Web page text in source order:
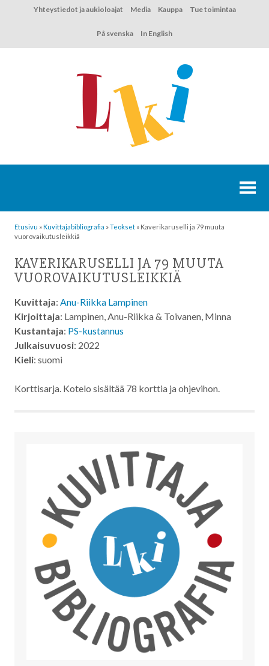
Yhteystiedot ja aukioloajat Media Kauppa Tue toimintaa
På svenska In English
Etusivu »Kuvittaja­bibliografia »Teokset » Kaverikaruselli ja 79 muuta
vuorovaikutusleikkiä
KAVERIKARUSELLI JA 79 MUUTA
VUOROVAIKUTUSLEIKKIÄ
Kuvittaja: Anu-Riikka Lampinen
Kirjoittaja: Lampinen, Anu-Riikka & Toivanen, Minna
Kustantaja: PS-kustannus
Julkaisuvuosi: 2022
Kieli: suomi
Korttisarja. Kotelo sisältää 78 korttia ja ohjevihon.